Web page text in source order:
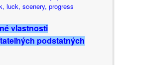
luck, scenery, progress
vlastnosti
podstatných